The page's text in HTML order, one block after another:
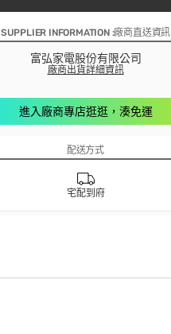
SUPPLIER INFORMATION :廠商直送資訊
富弘家電股份有限公司
廠商出貨詳細資訊
進入廠商專店逛逛，湊免運
配送方式
宅配到府